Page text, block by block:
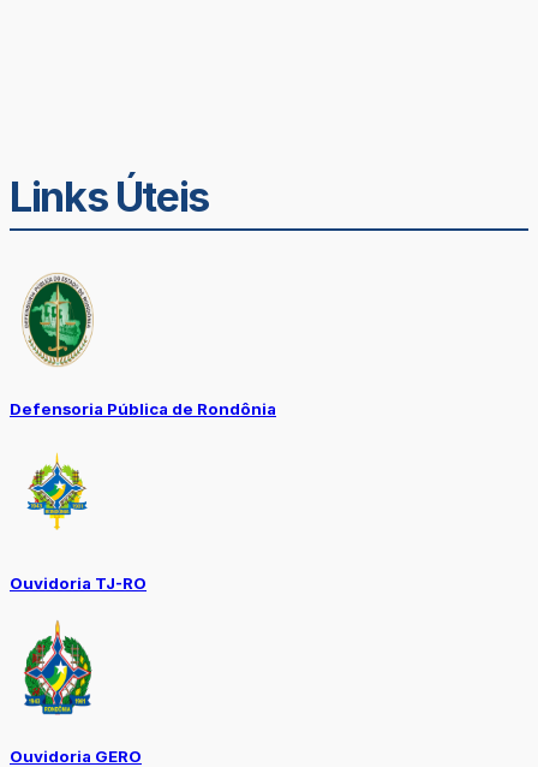
Links Úteis
Defensoria Pública de Rondônia
Ouvidoria TJ-RO
Ouvidoria GERO